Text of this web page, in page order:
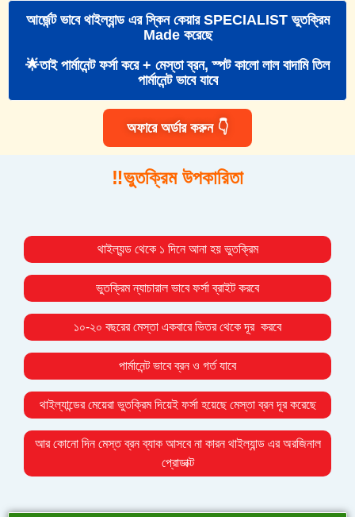
আর্জেন্ট ভাবে থাইল্যান্ড এর স্কিন কেয়ার SPECIALIST ভুতক্রিম
Made করেছে
🌟তাই পার্মানেন্ট ফর্সা করে + মেস্তা ব্রন, স্পট কালো লাল বাদামি তিল
পার্মানেন্ট ভাবে যাবে
অফারে অর্ডার করুন 👇
‼️ভুতক্রিম উপকারিতা
থাইল্যন্ড থেকে ১ দিনে আনা হয় ভুতক্রিম
ভুতক্রিম ন্যাচারাল ভাবে ফর্সা ব্রাইট করবে
১০-২০ বছরের মেস্তা একবারে ভিতর থেকে দূর করবে
পার্মানেন্ট ভাবে ব্রন ও গর্ত যাবে
থাইল্যান্ডের মেয়েরা ভুতক্রিম দিয়েই ফর্সা হয়েছে মেস্তা ব্রন দূর করেছে
আর কোনো দিন মেস্ত ব্রন ব্যাক আসবে না কারন থাইল্যান্ড এর অরজিনাল
প্রোডাক্ট